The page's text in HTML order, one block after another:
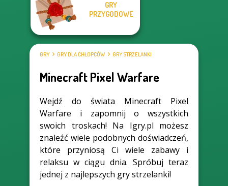
GRY
PRZYGODOWE
GRY GRY DLA CHŁOPCÓW GRY STRZELANKI
Minecraft Pixel Warfare
Wejdź do świata Minecraft Pixel
Warfare i zapomnij o wszystkich
swoich troskach! Na Igry.pl możesz
znaleźć wiele podobnych doświadczeń,
które przyniosą Ci wiele zabawy i
relaksu w ciągu dnia. Spróbuj teraz
jednej z najlepszych gry strzelanki!